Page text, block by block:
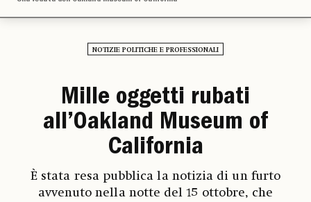
NOTIZIE POLITICHE E PROFESSIONALI
Mille oggetti rubati
all’Oakland Museum of
California
È stata resa pubblica la notizia di un furto
avvenuto nella notte del 15 ottobre, che